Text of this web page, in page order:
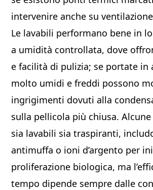
intervenire anche su
Le lavabili performano bene in
a umidità controllata, dove
e facilità di pulizia; se portate in
molto umidi e freddi possono
ingrigimenti dovuti alla
sulla pellicola più chiusa.
sia lavabili sia traspiranti,
antimuffa o ioni d’argento per
proliferazione biologica, ma
tempo dipende sempre dalle